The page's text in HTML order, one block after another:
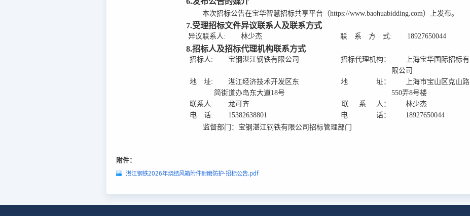
本次招标公告在宝华智慧招标共享平台（https://www.baohuabidding.com）上发布。
7.受理招标文件异议联系人及联系方式
异议联系人: 林少杰 联 系 方 式: 18927650044
8.招标人及招标代理机构联系方式
招标人: 宝钢湛江钢铁有限公司 招标代理机构：
上海宝华国际招标有
限公司
地 址:
湛江经济技术开发区东
简街道办岛东大道18号
地 址：
上海市宝山区克山路
550弄8号楼
联系人:
龙可齐 联 系 人：
林少杰
电 话:
15382638801 电 话：
18927650044
监督部门：宝钢湛江钢铁有限公司招标管理部门
附件：
湛江钢铁2026年烧结风箱附件耐磨防护-招标公告.pdf